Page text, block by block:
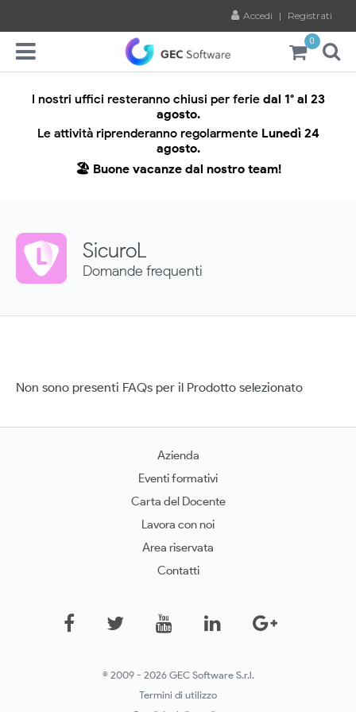
Accedi | Registrati
0
I nostri uffici resteranno chiusi per ferie dal 1° al 23
agosto.
Le attività riprenderanno regolarmente Lunedì 24
agosto.
🏖️ Buone vacanze dal nostro team!
SicuroL
Domande frequenti
Non sono presenti FAQs per il Prodotto selezionato
Azienda
Eventi formativi
Carta del Docente
Lavora con noi
Area riservata
Contatti
© 2009 - 2026 GEC Software S.r.l.
Termini di utilizzo